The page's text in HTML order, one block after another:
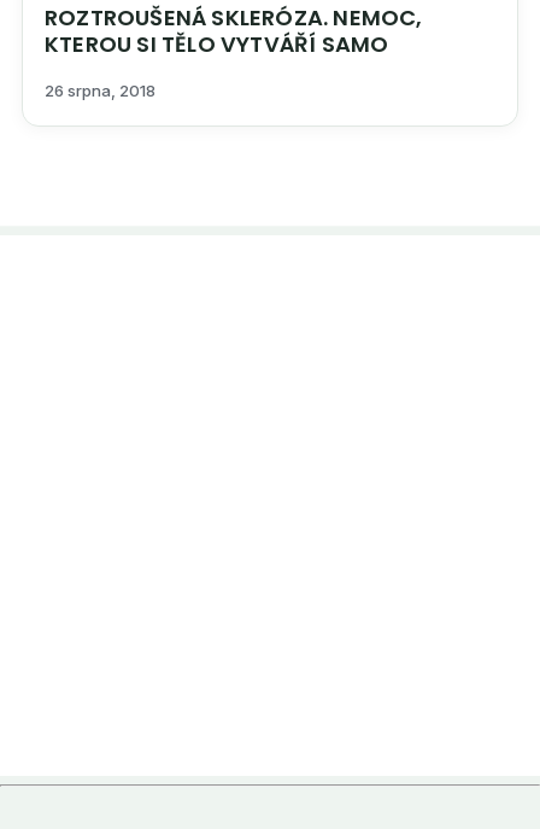
ROZTROUŠENÁ SKLERÓZA. NEMOC,
KTEROU SI TĚLO VYTVÁŘÍ SAMO
26 srpna, 2018